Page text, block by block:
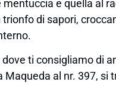
mentuccia e quella al
di sapori,
dove ti consigliamo di
Maqueda al nr. 397, si